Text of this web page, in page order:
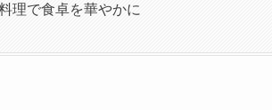
理で食卓を華やかに